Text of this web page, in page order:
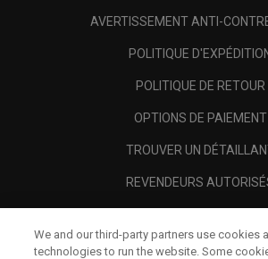
AVERTISSEMENT ANTI-
POLITIQUE
POLITIQUE DE RETOUR
OPTIONS DE PAIEMENT
TROUVER UN
REVENDEURS
A PROPOS
We and our third-party partners use cookies
technologies to run the website. Some